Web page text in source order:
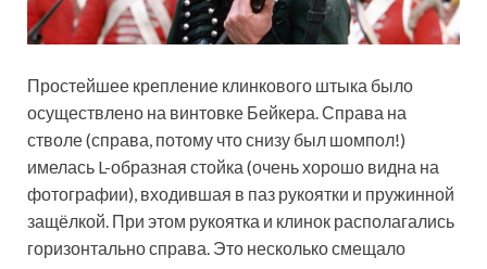
Простейшее крепление клинкового штыка было
осуществлено на винтовке Бейкера. Справа на
стволе (справа, потому что снизу был шомпол!)
имелась L-образная стойка (очень хорошо видна на
фотографии), входившая в паз рукоятки и пружинной
защёлкой. При этом рукоятка и клинок располагались
горизонтально справа. Это несколько смещало